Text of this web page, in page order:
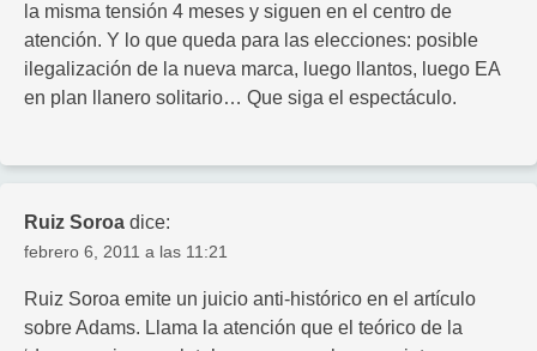
la misma tensión 4 meses y siguen en el centro de
atención. Y lo que queda para las elecciones: posible
ilegalización de la nueva marca, luego llantos, luego EA
en plan llanero solitario… Que siga el espectáculo.
Ruiz Soroa dice:
febrero 6, 2011 a las 11:21
Ruiz Soroa emite un juicio anti-histórico en el artículo
sobre Adams. Llama la atención que el teórico de la